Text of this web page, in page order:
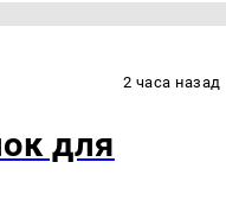
2 часа назад
для